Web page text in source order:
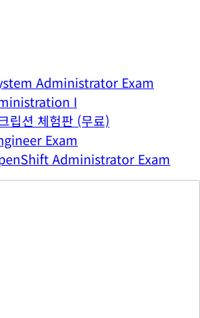
Administrator Exam
I
립션 체험판 (무료)
Exam
Administrator Exam